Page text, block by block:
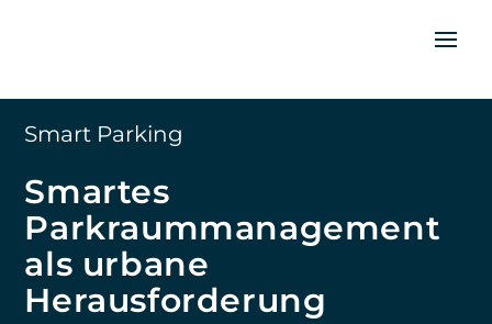
Smart Parking
Smartes
Parkraummanagement
als urbane
Herausforderung